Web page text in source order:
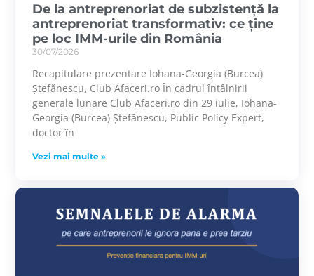
De la antreprenoriat de subzistență la
antreprenoriat transformativ: ce ține
pe loc IMM-urile din România
30/07/2026
Recapitulare prezentare Iohana-Georgia (Burcea)
Ștefănescu, Club Afaceri.ro În cadrul întâlnirii
generale lunare Club Afaceri.ro din 29 iulie, Iohana-
Georgia (Burcea) Ștefănescu, Public Policy Expert,
doctor în
Vezi mai multe »